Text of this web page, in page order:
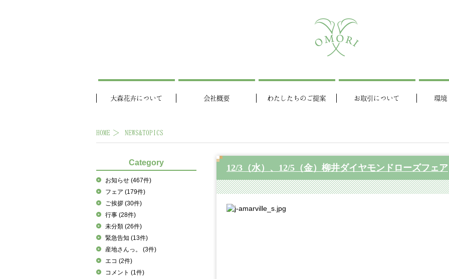
大森花卉について 会社概要 わたしたちのご提案 お取引について 環境
HOME NEWS&TOPICS
12/3（水）、12/5（金）柳井ダイヤモンドローズフェア
Category
お知らせ (467件)
フェア (179件)
ご挨拶 (30件)
行事 (28件)
未分類 (26件)
緊急告知 (13件)
産地さんっ。 (3件)
エコ (2件)
コメント (1件)